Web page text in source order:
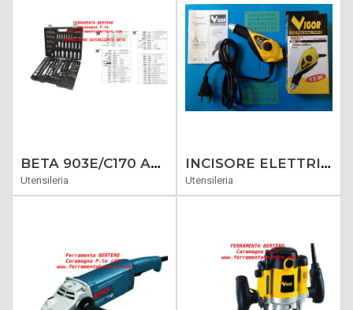
BETA 903E/C170 ASSORTIMENTO DI 74 CHIAVI A BUSSOLA ESAGONALI, 42 INSERTI PER AVVITATORI, 30 CHIAVI A BUSSOLA A GIRAVITE, 7 CHIAVI MASCHIO ESAGONALE PIEGATE E 17 ACCESSORI, IN CASSETTA DI PLASTICA
Utensileria
INCISORE ELETTRICO PER INCISIONI SU PLASTICA LEGNO CERAMICA CUOIO METALLO
Utensileria